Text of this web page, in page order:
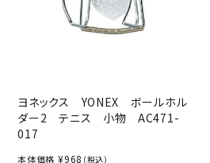
ヨネックス YONEX ボールホル
ダー2 テニス 小物 AC471-
017
本体価格 ¥968 （税込）